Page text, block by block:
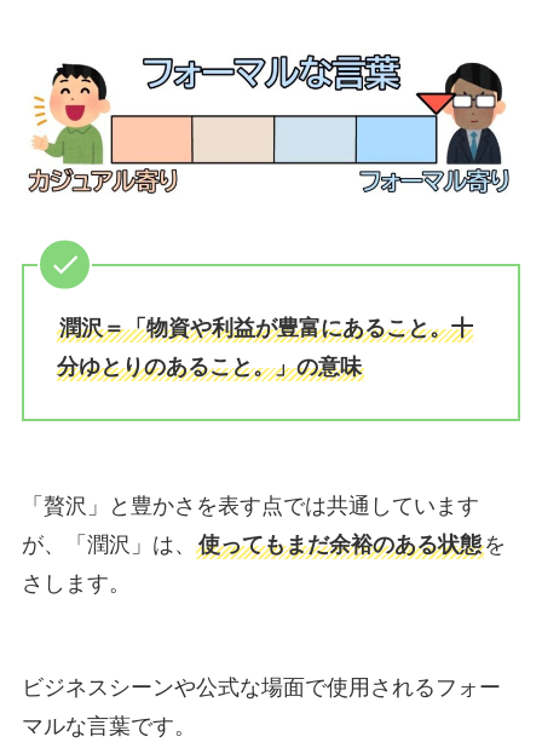
潤沢＝「物資や利益が豊富にあること。十
分ゆとりのあること。」の意味
「贅沢」と豊かさを表す点では共通しています
が、「潤沢」は、 使ってもまだ余裕のある状態を
さします。
ビジネスシーンや公式な場面で使用されるフォー
マルな言葉です。